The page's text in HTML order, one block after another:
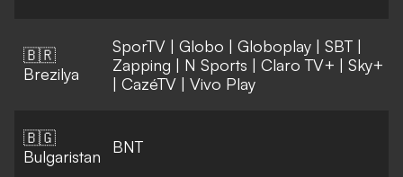
🇧🇷
Brezilya
SporTV | Globo | Globoplay | SBT |
Zapping | N Sports | Claro TV+ | Sky+
| CazéTV | Vivo Play
🇧🇬
Bulgaristan
BNT